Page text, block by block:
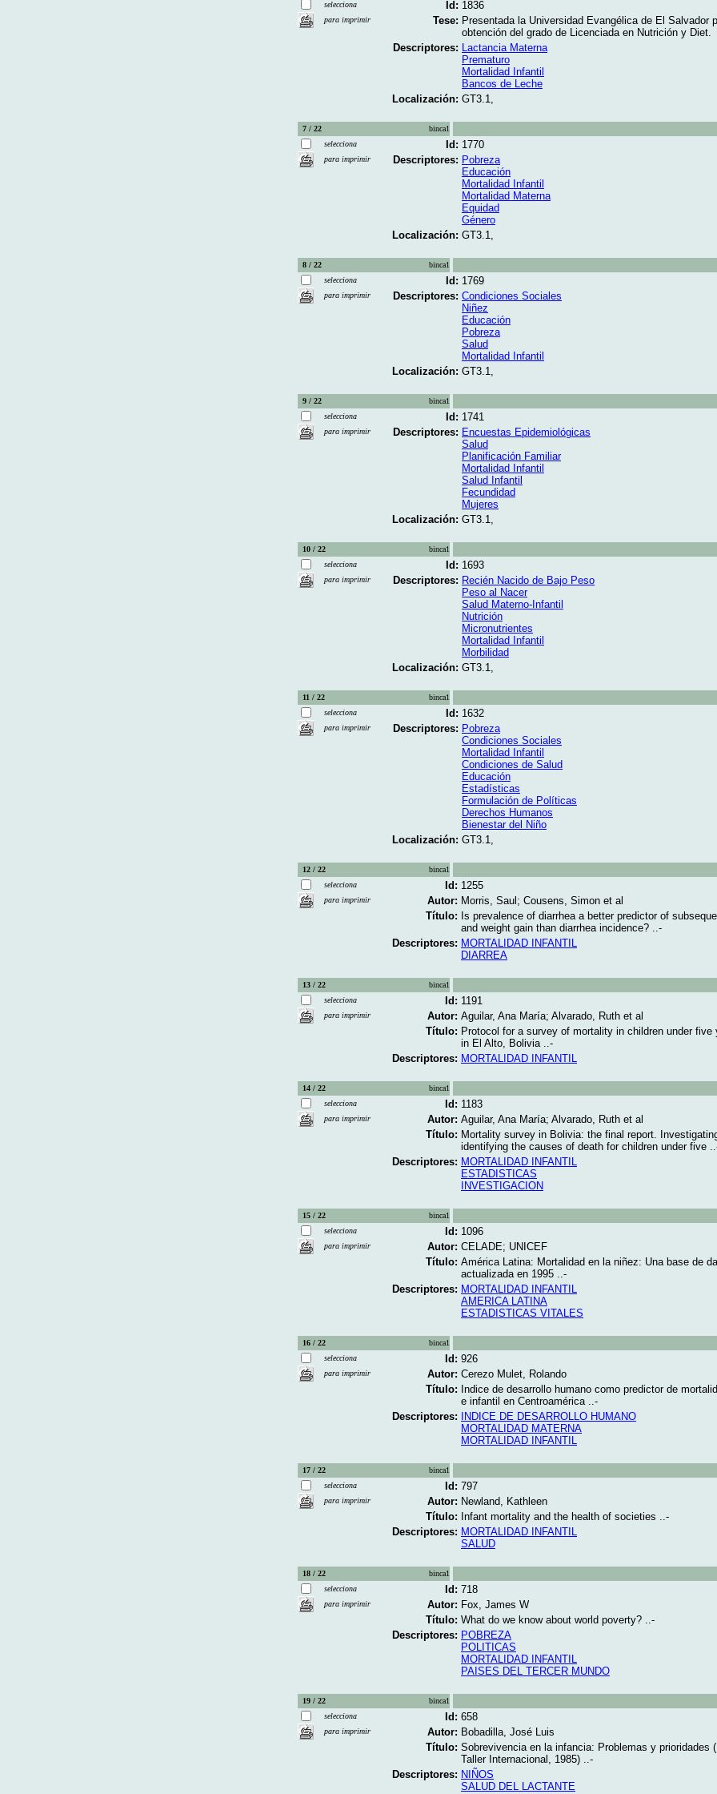
selecciona
para imprimir
Id: 1836
Tese: Presentada la Universidad Evangélica de El Salvador
obtención del grado de Licenciada en Nutrición y Diet.
Descriptores: Lactancia Materna
Prematuro
Mortalidad Infantil
Bancos de Leche
Localización: GT3.1,
7 / 22
binca1
selecciona
para imprimir
Id: 1770
Descriptores: Pobreza
Educación
Mortalidad Infantil
Mortalidad Materna
Equidad
Género
Localización: GT3.1,
8 / 22
binca1
selecciona
para imprimir
Id: 1769
Descriptores: Condiciones Sociales
Niñez
Educación
Pobreza
Salud
Mortalidad Infantil
Localización: GT3.1,
9 / 22
binca1
selecciona
para imprimir
Id: 1741
Descriptores: Encuestas Epidemiológicas
Salud
Planificación Familiar
Mortalidad Infantil
Salud Infantil
Fecundidad
Mujeres
Localización: GT3.1,
10 / 22
binca1
selecciona
para imprimir
Id: 1693
Descriptores: Recién Nacido de Bajo Peso
Peso al Nacer
Salud Materno-Infantil
Nutrición
Micronutrientes
Mortalidad Infantil
Morbilidad
Localización: GT3.1,
11 / 22
binca1
selecciona
para imprimir
Id: 1632
Descriptores: Pobreza
Condiciones Sociales
Mortalidad Infantil
Condiciones de Salud
Educación
Estadísticas
Formulación de Políticas
Derechos Humanos
Bienestar del Niño
Localización: GT3.1,
12 / 22
binca1
selecciona
para imprimir
Id: 1255
Autor: Morris, Saul; Cousens, Simon et al
Título: Is prevalence of diarrhea a better predictor of
and weight gain than diarrhea incidence? ..-
Descriptores: MORTALIDAD INFANTIL
DIARREA
13 / 22
binca1
selecciona
para imprimir
Id: 1191
Autor: Aguilar, Ana María; Alvarado, Ruth et al
Título: Protocol for a survey of mortality in children under five
in El Alto, Bolivia ..-
Descriptores: MORTALIDAD INFANTIL
14 / 22
binca1
selecciona
para imprimir
Id: 1183
Autor: Aguilar, Ana María; Alvarado, Ruth et al
Título: Mortality survey in Bolivia: the final report.
identifying the causes of death for children under five
Descriptores: MORTALIDAD INFANTIL
ESTADISTICAS
INVESTIGACION
15 / 22
binca1
selecciona
para imprimir
Id: 1096
Autor: CELADE; UNICEF
Título: América Latina: Mortalidad en la niñez: Una base de
actualizada en 1995 ..-
Descriptores: MORTALIDAD INFANTIL
AMERICA LATINA
ESTADISTICAS VITALES
16 / 22
binca1
selecciona
para imprimir
Id: 926
Autor: Cerezo Mulet, Rolando
Título: Indice de desarrollo humano como predictor de
e infantil en Centroamérica ..-
Descriptores:
INDICE DE DESARROLLO HUMANO
MORTALIDAD MATERNA
MORTALIDAD INFANTIL
17 / 22
binca1
selecciona
para imprimir
Id: 797
Autor: Newland, Kathleen
Título: Infant mortality and the health of societies ..-
Descriptores: MORTALIDAD INFANTIL
SALUD
18 / 22
binca1
selecciona
para imprimir
Id: 718
Autor: Fox, James W
Título: What do we know about world poverty? ..-
Descriptores: POBREZA
POLITICAS
MORTALIDAD INFANTIL
PAISES DEL TERCER MUNDO
19 / 22
binca1
selecciona
para imprimir
Id: 658
Autor: Bobadilla, José Luis
Título: Sobrevivencia en la infancia: Problemas y prioridades
Taller Internacional, 1985) ..-
Descriptores: NIÑOS
SALUD DEL LACTANTE